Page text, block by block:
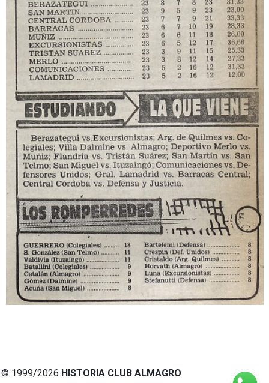
© 1999/2026 HISTORIA CLUB ALMAGRO